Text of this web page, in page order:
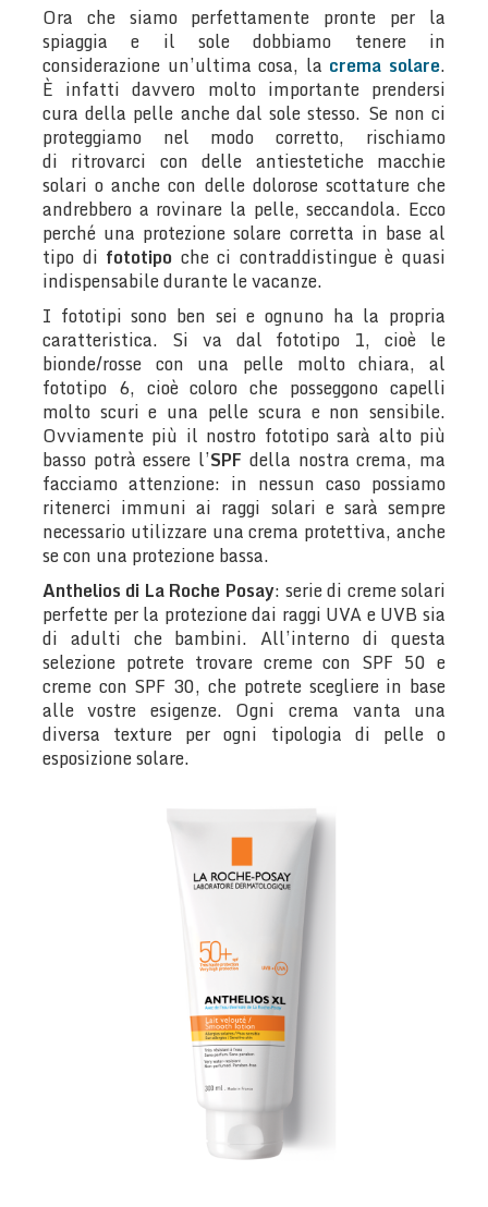
Ora che siamo perfettamente pronte per la
spiaggia e il sole dobbiamo tenere in
considerazione un’ultima cosa, la crema solare.
È infatti davvero molto importante prendersi
cura della pelle anche dal sole stesso. Se non ci
proteggiamo nel modo corretto, rischiamo
di ritrovarci con delle antiestetiche macchie
solari o anche con delle dolorose scottature che
andrebbero a rovinare la pelle, seccandola. Ecco
perché una protezione solare corretta in base al
tipo di fototipo che ci contraddistingue è quasi
indispensabile durante le vacanze.
I fototipi sono ben sei e ognuno ha la propria
caratteristica. Si va dal fototipo 1, cioè le
bionde/rosse con una pelle molto chiara, al
fototipo 6, cioè coloro che posseggono capelli
molto scuri e una pelle scura e non sensibile.
Ovviamente più il nostro fototipo sarà alto più
basso potrà essere l’SPF della nostra crema, ma
facciamo attenzione: in nessun caso possiamo
ritenerci immuni ai raggi solari e sarà sempre
necessario utilizzare una crema protettiva, anche
se con una protezione bassa.
Anthelios di La Roche Posay: serie di creme solari
perfette per la protezione dai raggi UVA e UVB sia
di adulti che bambini. All’interno di questa
selezione potrete trovare creme con SPF 50 e
creme con SPF 30, che potrete scegliere in base
alle vostre esigenze. Ogni crema vanta una
diversa texture per ogni tipologia di pelle o
esposizione solare.